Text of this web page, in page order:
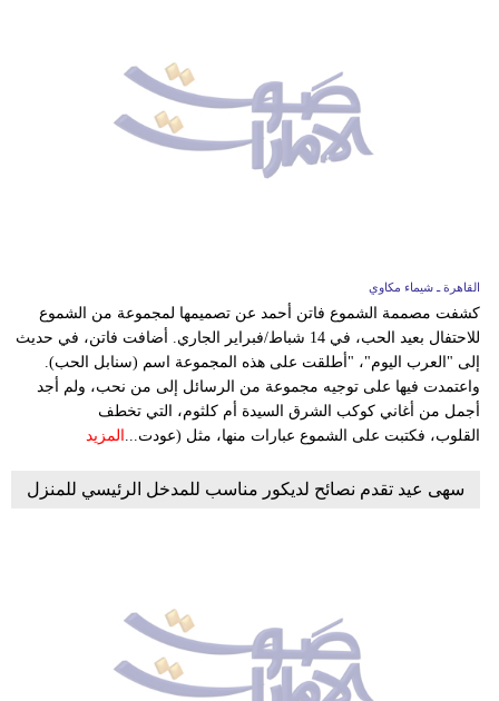
القاهرة ـ شيماء مكاوي
كشفت مصممة الشموع فاتن أحمد عن تصميمها لمجموعة من الشموع
للاحتفال بعيد الحب، في 14 شباط/فبراير الجاري. أضافت فاتن، في حديث
إلى "العرب اليوم"، "أطلقت على هذه المجموعة اسم (سنابل الحب).
واعتمدت فيها على توجيه مجموعة من الرسائل إلى من نحب، ولم أجد
أجمل من أغاني كوكب الشرق السيدة أم كلثوم، التي تخطف
القلوب، فكتبت على الشموع عبارات منها، مثل (عودت...
المزيد
سهى عيد تقدم نصائح لديكور مناسب للمدخل الرئيسي للمنزل